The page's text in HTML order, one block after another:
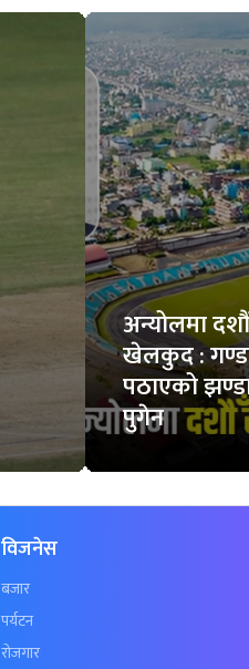
अन्योलमा दशौँ
खेलकुद :
पठाएको
पुगेन
विजनेस
बजार
पर्यटन
रोजगार